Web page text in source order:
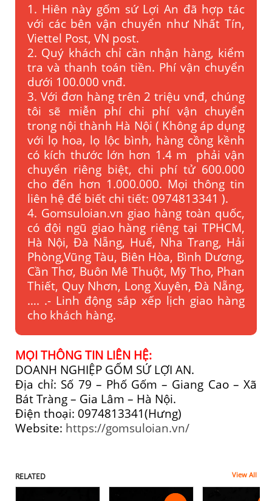
1. Hiên này gốm sứ Lợi An đã hợp tác
với các bên vận chuyển như Nhất Tín,
Viettel Post, VN post.
2. Quý khách chỉ cần nhận hàng, kiểm
tra và thanh toán tiền. Phí vận chuyển
dưới 100.000 vnđ.
3. Với đơn hàng trên 2 triệu vnđ, chúng
tôi sẽ miễn phí chi phí vận chuyển
trong nội thành Hà Nội ( Không áp dụng
với lọ hoa, lọ lộc bình, hàng cồng kềnh
có kích thước lớn hơn 1.4 m phải vận
chuyển riêng biệt, chi phí tử 600.000
cho đến hơn 1.000.000. Mọi thông tin
liên hệ để biết chi tiết: 0974813341 ).
4. Gomsuloian.vn giao hàng toàn quốc,
có đội ngũ giao hàng riêng tại TPHCM,
Hà Nội, Đà Nẵng, Huế, Nha Trang, Hải
Phòng,Vũng Tàu, Biên Hòa, Bình Dương,
Cần Thơ, Buôn Mê Thuột, Mỹ Tho, Phan
Thiết, Quy Nhơn, Long Xuyên, Đà Nẵng,
…. .- Linh động sắp xếp lịch giao hàng
cho khách hàng.
MỌI THÔNG TIN LIÊN HỆ:
DOANH NGHIỆP GỐM SỨ LỢI AN.
Địa chỉ: Số 79 – Phố Gốm – Giang Cao – Xã
Bát Tràng – Gia Lâm – Hà Nội.
Điện thoại: 0974813341(Hưng)
Website: https://gomsuloian.vn/
RELATED View All